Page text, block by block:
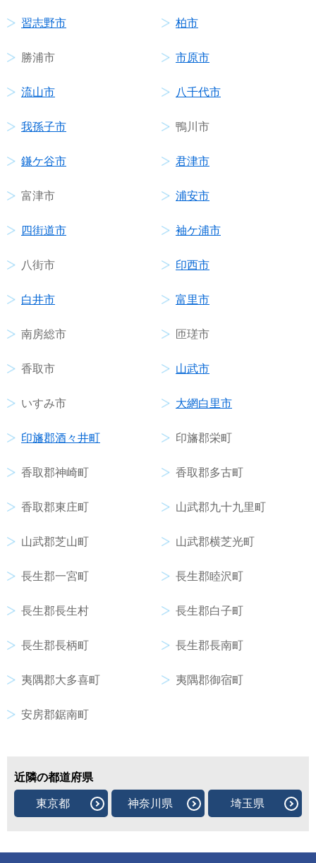
習志野市 柏市
勝浦市 市原市
流山市 八千代市
我孫子市 鴨川市
鎌ケ谷市 君津市
富津市 浦安市
四街道市 袖ケ浦市
八街市 印西市
白井市 富里市
南房総市 匝瑳市
香取市 山武市
いすみ市 大網白里市
印旛郡酒々井町 印旛郡栄町
香取郡神崎町 香取郡多古町
香取郡東庄町 山武郡九十九里町
山武郡芝山町 山武郡横芝光町
長生郡一宮町 長生郡睦沢町
長生郡長生村 長生郡白子町
長生郡長柄町 長生郡長南町
夷隅郡大多喜町 夷隅郡御宿町
安房郡鋸南町
近隣の都道府県
東京都 神奈川県 埼玉県